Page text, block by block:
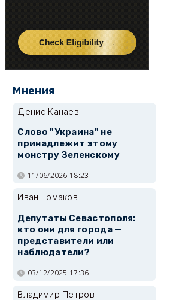
Мнения
Денис Канаев
Слово "Украина" не
принадлежит этому
монстру Зеленскому
11/06/2026 18:23
Иван Ермаков
Депутаты Севастополя:
кто они для города —
представители или
наблюдатели?
03/12/2025 17:36
Владимир Петров